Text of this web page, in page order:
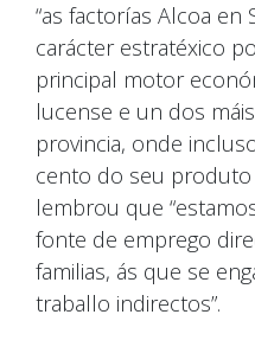
“as factorías Alcoa en
carácter estratéxico
principal motor
lucense e un dos
provincia, onde
cento do seu produto
lembrou que
fonte de emprego
familias, ás que se
traballo indirectos”.